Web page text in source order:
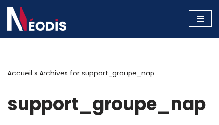
Aller
au
Accueil » Archives for support_groupe_nap
support_groupe_nap